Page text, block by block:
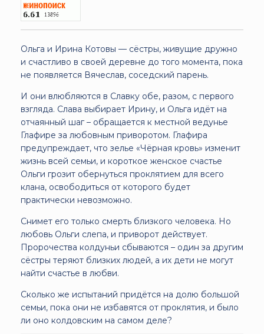
Ольга и Ирина Котовы — сёстры, живущие дружно
и счастливо в своей деревне до того момента, пока
не появляется Вячеслав, соседский парень.
И они влюбляются в Славку обе, разом, с первого
взгляда. Слава выбирает Ирину, и Ольга идёт на
отчаянный шаг – обращается к местной ведунье
Глафире за любовным приворотом. Глафира
предупреждает, что зелье «Чёрная кровь» изменит
жизнь всей семьи, и короткое женское счастье
Ольги грозит обернуться проклятием для всего
клана, освободиться от которого будет
практически невозможно.
Снимет его только смерть близкого человека. Но
любовь Ольги слепа, и приворот действует.
Пророчества колдуньи сбываются – один за другим
сёстры теряют близких людей, а их дети не могут
найти счастье в любви.
Сколько же испытаний придётся на долю большой
семьи, пока они не избавятся от проклятия, и было
ли оно колдовским на самом деле?